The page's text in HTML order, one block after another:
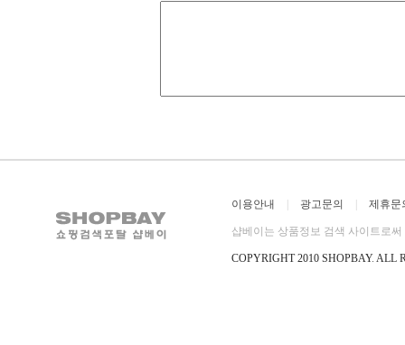
이용안내 광고문의 제휴문
샵베이는 상품정보 검색 사이트로
COPYRIGHT 2010 SHOPBAY. ALL